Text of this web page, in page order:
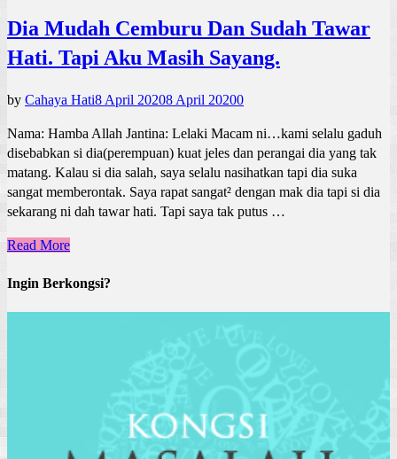
Dia Mudah Cemburu Dan Sudah Tawar
Hati. Tapi Aku Masih Sayang.
by Cahaya Hati8 April 20208 April 20200
Nama: Hamba Allah Jantina: Lelaki Macam ni…kami selalu gaduh
disebabkan si dia(perempuan) kuat jeles dan perangai dia yang tak
matang. Kalau si dia salah, saya selalu nasihatkan tapi dia suka
sangat memberontak. Saya rapat sangat² dengan mak dia tapi si dia
sekarang ni dah tawar hati. Tapi saya tak putus …
Read More
Ingin Berkongsi?